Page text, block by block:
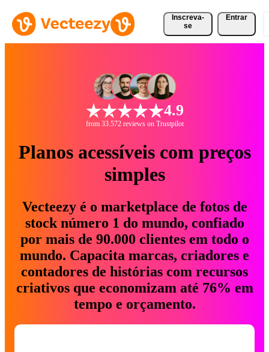
Inscreva-
se
Entrar
4.9
from 33.572 reviews on Trustpilot
Planos acessíveis com preços
simples
Vecteezy é o marketplace de fotos de
stock número 1 do mundo, confiado
por mais de 90.000 clientes em todo o
mundo. Capacita marcas, criadores e
contadores de histórias com recursos
criativos que economizam até 76% em
tempo e orçamento.